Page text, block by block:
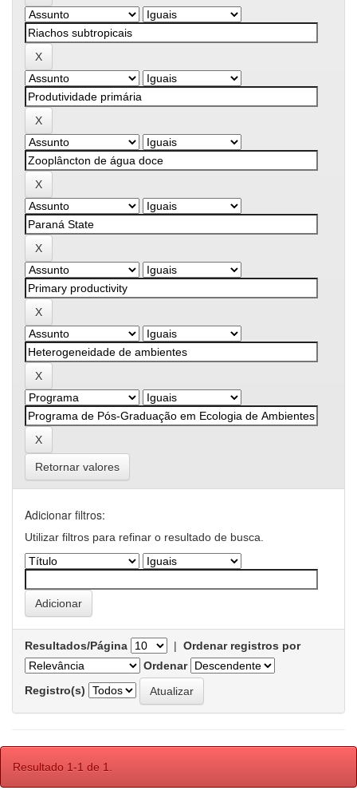
Retornar valores
Adicionar filtros:
Utilizar filtros para refinar o resultado de busca.
Resultados/Página | Ordenar registros por
Ordenar
Registro(s)
Resultado 1-1 de 1.